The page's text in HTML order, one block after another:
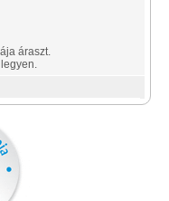
áraszt.